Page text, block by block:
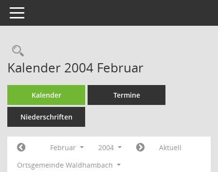
Toggle navigation
Rechercheauswahl
Kalender 2004 Februar
Kalender Termine
Niederschriften
Februar 2004
Aktuell
Ortsgemeinde Waldhambach